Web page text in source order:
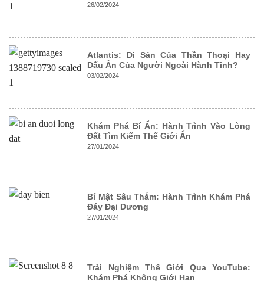
26/02/2024
Atlantis: Di Sản Của Thần Thoại Hay
Dấu Ấn Của Người Ngoài Hành Tinh?
03/02/2024
Khám Phá Bí Ẩn: Hành Trình Vào Lòng
Đất Tìm Kiếm Thế Giới Ẩn
27/01/2024
Bí Mật Sâu Thẳm: Hành Trình Khám Phá
Đáy Đại Dương
27/01/2024
Trải Nghiệm Thế Giới Qua YouTube:
Khám Phá Không Giới Hạn